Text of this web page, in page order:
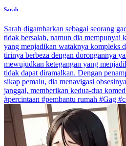
Sarah
Sarah digambarkan sebagai seorang
tidak bersalah, namun dia mempunyai
yang menjadikan wataknya kompleks
tirinya berbeza dengan dorongannya
mewujudkan ketegangan yang
tidak dapat diramalkan. Dengan
sikap pemalu, dia menavigasi
janggal, memberikan kedua-dua
#percintaan #pembantu rumah #Gag